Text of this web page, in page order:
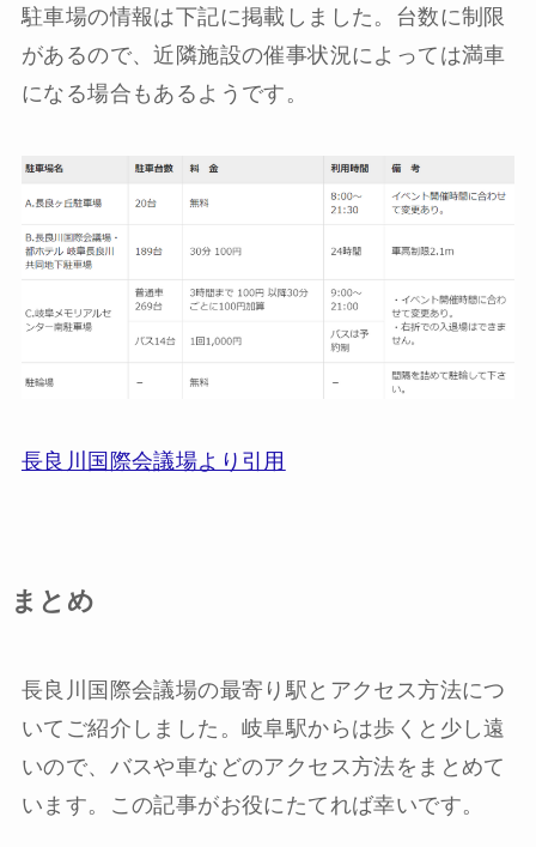
駐車場の情報は下記に掲載しました。台数に制限
があるので、近隣施設の催事状況によっては満車
になる場合もあるようです。
長良川国際会議場より引用
まとめ
長良川国際会議場の最寄り駅とアクセス方法につ
いてご紹介しました。岐阜駅からは歩くと少し遠
いので、バスや車などのアクセス方法をまとめて
います。この記事がお役にたてれば幸いです。